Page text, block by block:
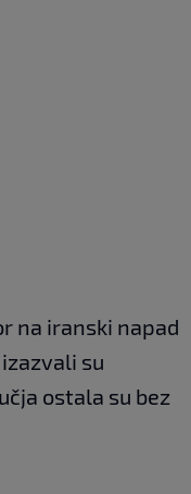
na iranski napad
su
ostala su bez